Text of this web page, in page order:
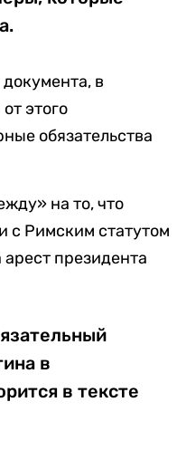
в
этого
обязательства
на то, что
с Римским статутом
президента
в
в тексте